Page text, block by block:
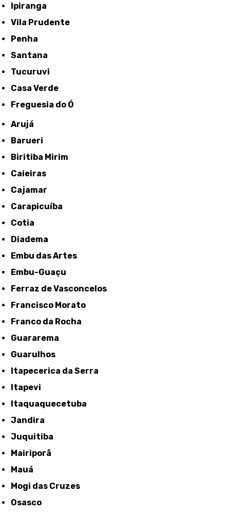
Ipiranga
Vila Prudente
Penha
Santana
Tucuruvi
Casa Verde
Freguesia do Ó
Arujá
Barueri
Biritiba Mirim
Caieiras
Cajamar
Carapicuíba
Cotia
Diadema
Embu das Artes
Embu-Guaçu
Ferraz de Vasconcelos
Francisco Morato
Franco da Rocha
Guararema
Guarulhos
Itapecerica da Serra
Itapevi
Itaquaquecetuba
Jandira
Juquitiba
Mairiporã
Mauá
Mogi das Cruzes
Osasco